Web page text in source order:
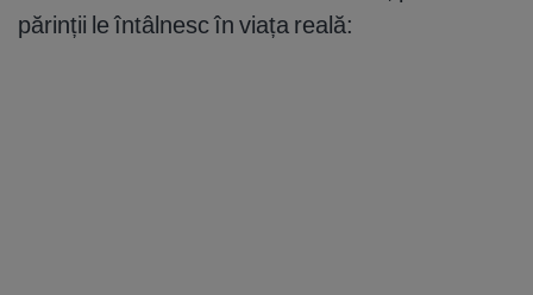
părinții le întâlnesc în viața reală: